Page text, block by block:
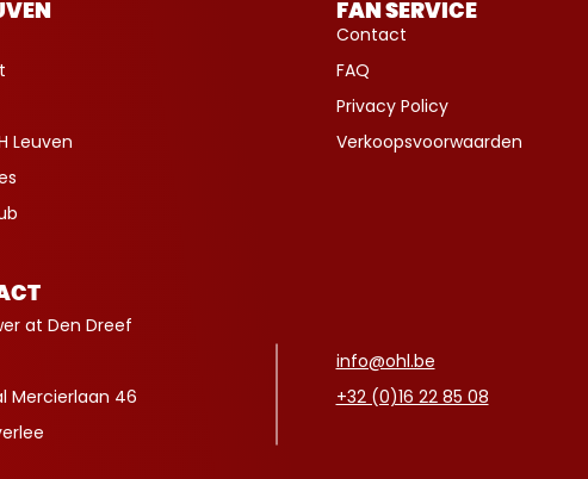
Leuven
FAN SERVICE
Contact
FAQ
Privacy Policy
Verkoopsvoorwaarden
at Den Dreef
Mercierlaan 46
info@ohl.be
+32 (0)16 22 85 08